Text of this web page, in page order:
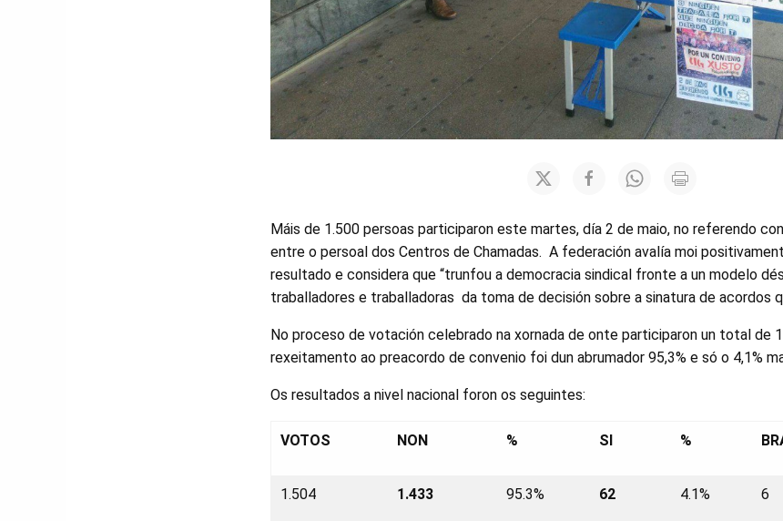
Máis de 1.500 persoas participaron este martes, día 2 de maio, no referendo
entre o persoal dos Centros de Chamadas. A federación avalía moi
resultado e considera que “trunfou a democracia sindical fronte a un modelo
traballadores e traballadoras da toma de decisión sobre a sinatura de acordos
No proceso de votación celebrado na xornada de onte participaron un total de
rexeitamento ao preacordo de convenio foi dun abrumador 95,3% e só o 4,1%
Os resultados a nivel nacional foron os seguintes:
VOTOS NON % SI %
1.504 1.433 95.3% 62 4.1% 6